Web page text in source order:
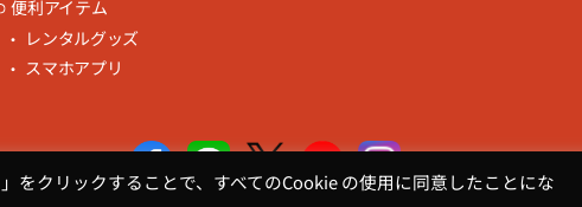
便利アイテム
レンタルグッズ
スマホアプリ
をクリックすることで、すべてのCookie の使用に同意したことにな